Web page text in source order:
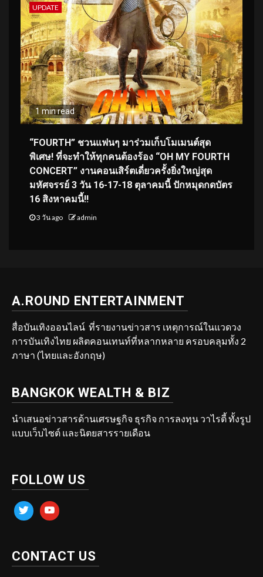
UPDATE
1 min read
“FOURTH” ชวนแฟนๆ มาร่วมเก็บโมเมนต์สุด
พิเศษ! ที่จะทำให้ทุกคนต้องร้อง “OH MY FOURTH
CONCERT” งานคอนเสิร์ตเดี่ยวครั้งยิ่งใหญ่สุด
มหัศจรรย์ 3 วัน 16-17-18 ตุลาคมนี้ ปักหมุดกดบัตร
16 สิงหาคมนี้!!
3 วัน ago admin
A.ROUND ENTERTAINMENT
สื่อบันเทิงออนไลน์ ที่รายงานข่าวสาร เหตุการณ์ในแวดวง
การบันเทิงไทย ผลิตคอนเทนท์ที่หลากหลาย ครอบคลุมทั้ง 2
ภาษา (ไทยและอังกฤษ)
BANGKOK WEALTH & BIZ
นำเสนอข่าวสารด้านเศรษฐกิจ ธุรกิจ การลงทุน วาไรตี้ ทั้งรูป
แบบเว็บไซต์ และนิตยสารรายเดือน
FOLLOW US
twitter youtube
CONTACT US